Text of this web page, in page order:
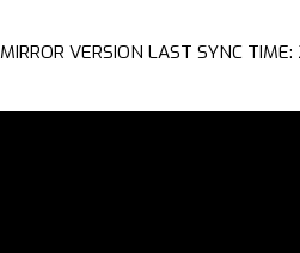
MIRROR VERSION LAST SYNC